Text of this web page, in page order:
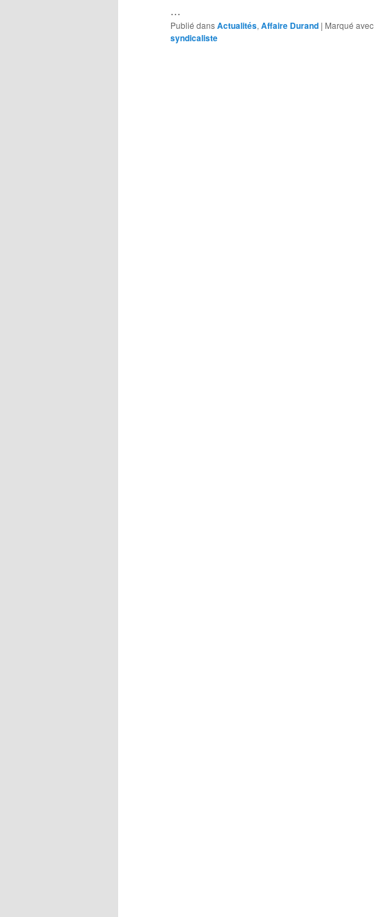
…
Publié dansActualités, Affaire Durand | Marqué avec
syndicaliste